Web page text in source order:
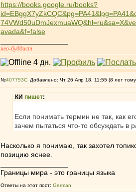
https://books.google.ru/books?
avada&f=false
нео-буддист
№407753 Добавлено: Чт 26 Апр 18, 11:55 (8 лет
КИ пишет:
Если понимать термин не так, как
зачем пытаться что-то обсуждать в
Насколько я понимаю, так захотел
позицию яснее.
Границы мира - это границы языка
Ответы на этот пост: German